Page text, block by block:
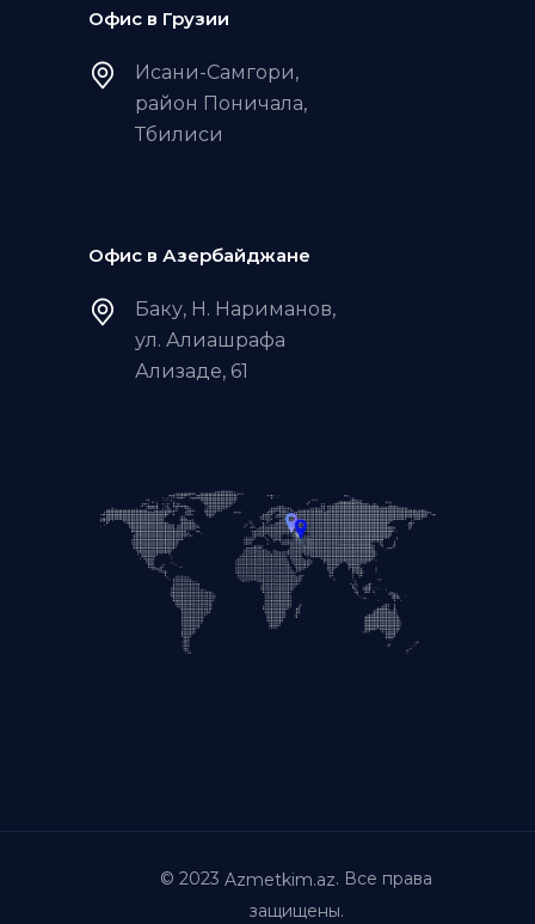
Офис в Грузии
Исани-Самгори,
район Поничала,
Тбилиси
Офис в Азербайджане
Баку, Н. Нариманов,
ул. Алиашрафа
Ализаде, 61
© 2023 Azmetkim.az. Все права
защищены.